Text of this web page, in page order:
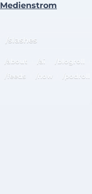
Medienstrom
/slashes
/about /ai /blogroll
/feeds
/now /podroll